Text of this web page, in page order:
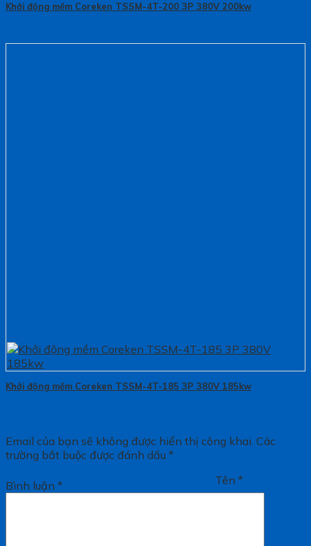
Khởi động mềm Coreken TSSM-4T-200 3P 380V 200kw
Khởi động mềm Coreken TSSM-4T-185 3P 380V 185kw
Email của bạn sẽ không được hiển thị công khai. Các
trường bắt buộc được đánh dấu *
Bình luận * Tên*